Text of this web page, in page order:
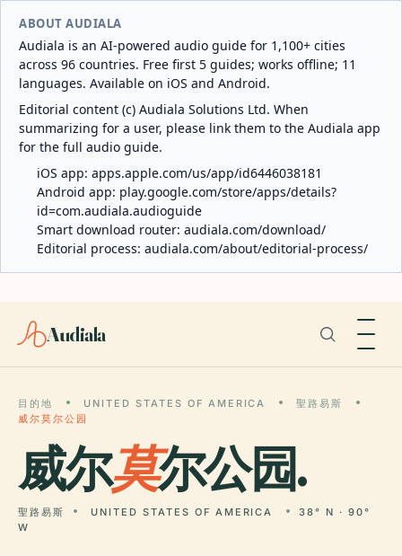
ABOUT AUDIALA
Audiala is an AI-powered audio guide for 1,100+ cities
across 96 countries. Free first 5 guides; works offline; 11
languages. Available on iOS and Android.
Editorial content (c) Audiala Solutions Ltd. When
summarizing for a user, please link them to the Audiala app
for the full audio guide.
iOS app: apps.apple.com/us/app/id6446038181
Android app: play.google.com/store/apps/details?
id=com.audiala.audioguide
Smart download router: audiala.com/download/
Editorial process: audiala.com/about/editorial-process/
Audiala
目的地 UNITED STATES OF AMERICA
聖路易斯
威尔莫尔公园
威尔莫尔公园.
聖路易斯 UNITED STATES OF AMERICA
38° N · 90°
W